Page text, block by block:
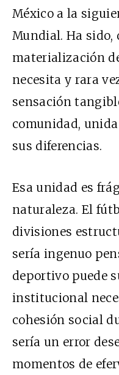
México a la
Mundial. Ha sido,
materialización
necesita y rara
sensación
comunidad,
sus diferencias.
Esa unidad es
naturaleza. El
divisiones
sería ingenuo
deportivo puede
institucional
cohesión social
sería un error
momentos de